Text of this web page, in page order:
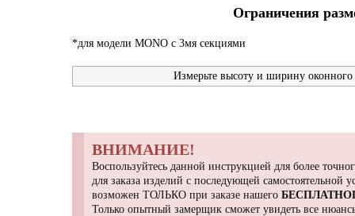
Ограничения
*для модели MONO с 3мя секциями
Измерьте высоту и ширину оконного
ВНИМАНИЕ!
Воспользуйтесь данной инструкцией для более
для заказа изделий с последующей
возможен ТОЛЬКО при заказе нашего
Только опытный замерщик сможет увидеть все